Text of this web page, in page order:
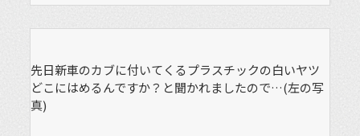
先日新車のカブに付いてくるプラスチックの白いヤツ
どこにはめるんですか？と聞かれましたので…(左の写
真)